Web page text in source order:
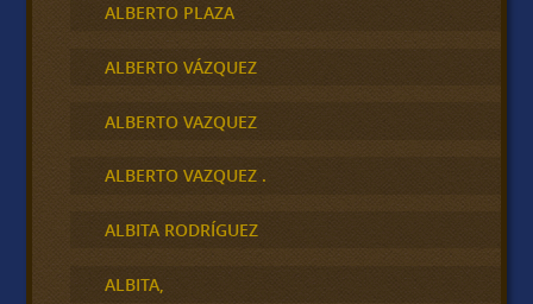
ALBERTO PLAZA
ALBERTO VÁZQUEZ
ALBERTO VAZQUEZ
ALBERTO VAZQUEZ .
ALBITA RODRÍGUEZ
ALBITA,